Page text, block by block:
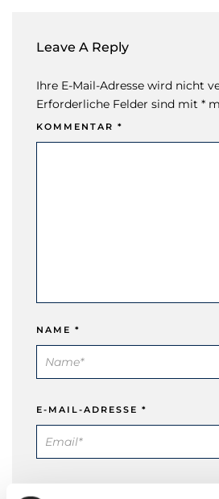
Leave A Reply
Ihre E-Mail-Adresse wird nicht
Erforderliche Felder sind mit *
KOMMENTAR *
NAME *
E-MAIL-ADRESSE *